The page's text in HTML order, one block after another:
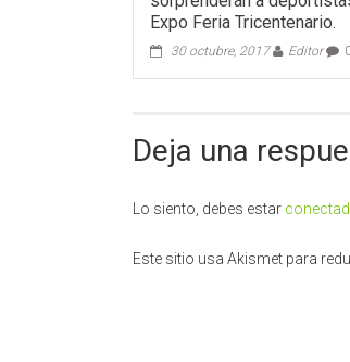
Expo Feria Tricentenario.
30 octubre, 2017 Editor
Deja una
Lo siento, debes estar
Este sitio usa Akismet para